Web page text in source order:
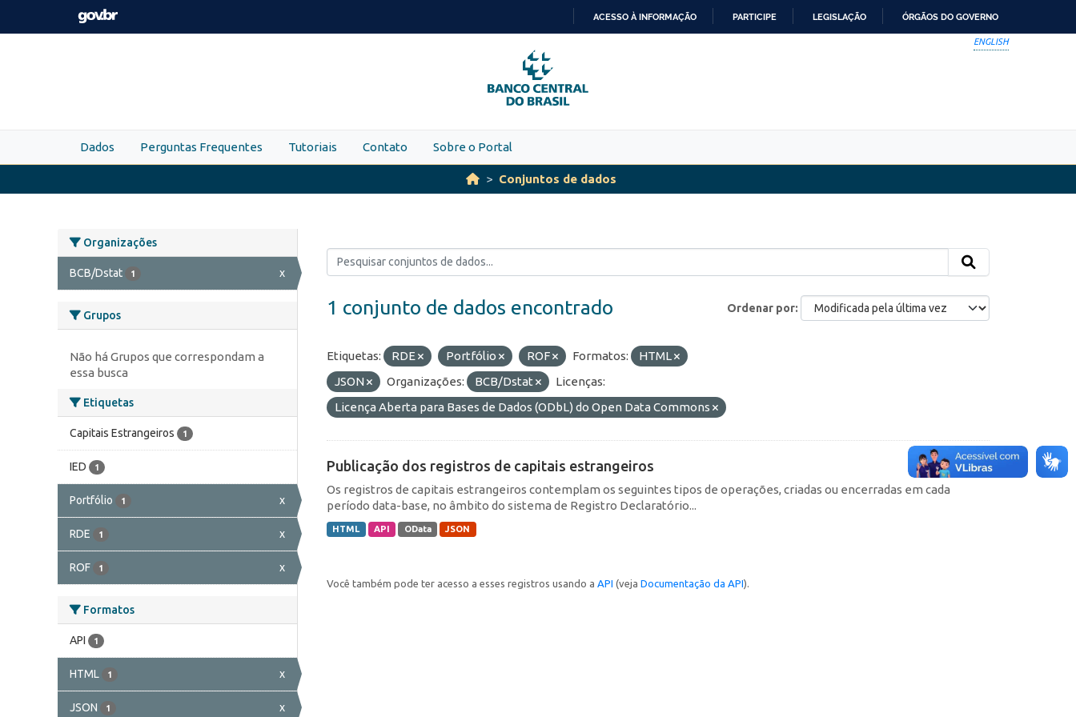
Skip to main content
PARA
O
CONTEÚDO
ACESSO À INFORMAÇÃO PARTICIPE LEGISLAÇÃO ÓRGÃOS DO GOVERNO
ENGLISH
Dados Perguntas Frequentes Tutoriais Contato Sobre o Portal
Conjuntos de dados
Organizações
BCB/Dstat 1 x
Grupos
Não há Grupos que correspondam a
essa busca
Etiquetas
Capitais Estrangeiros 1
IED 1
Portfólio 1 x
RDE 1 x
ROF 1 x
Formatos
API 1
HTML 1 x
JSON 1 x
Ordenar por
1 conjunto de dados encontrado
Etiquetas: RDE Portfólio ROF Formatos:
HTML
JSON
Organizações: BCB/Dstat
Licenças:
Licença Aberta para Bases de Dados (ODbL) do Open Data Commons
Publicação dos registros de capitais estrangeiros
Os registros de capitais estrangeiros contemplam os seguintes tipos de operações, criadas ou encerradas em cada
período data-base, no âmbito do sistema de Registro Declaratório...
HTML API OData JSON
Você também pode ter acesso a esses registros usando a API (veja Documentação da API).